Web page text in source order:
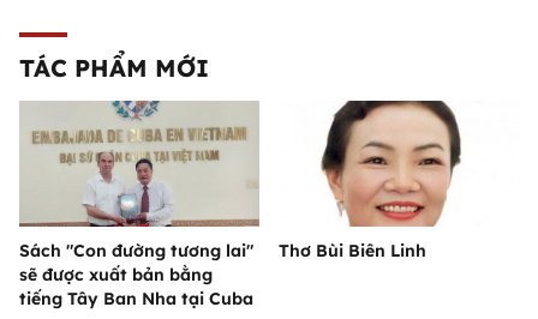
TÁC PHẨM MỚI
Sách "Con đường tương lai"
sẽ được xuất bản bằng
tiếng Tây Ban Nha tại Cuba
Thơ Bùi Biên Linh